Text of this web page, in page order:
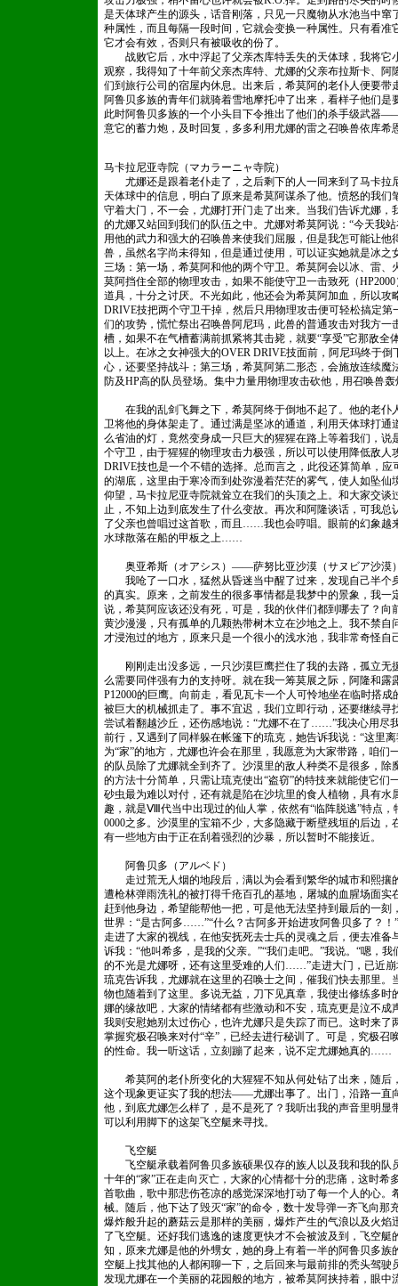
是天体球产生的源头，话音刚落，只见一只魔物从水池当中
种属性，而且每隔一段时间，它就会变换一种属性。只有看
它才会有效，否则只有被吸收的份了。
战败它后，水中浮起了父亲杰库特丢失的天体球，我将它
观察，我得知了十年前父亲杰库特、尤娜的父亲布拉斯卡、
们到旅行公司的宿屋内休息。出来后，希莫阿的老仆人便要
阿鲁贝多族的青年们就骑着雪地摩托冲了出来，看样子他们
此时阿鲁贝多族的一个小头目下令推出了他们的杀手级武器
意它的蓄力炮，及时回复，多多利用尤娜的雷之召唤兽依库
马卡拉尼亚寺院（マカラーニャ寺院）
尤娜还是跟着老仆走了，之后剩下的人一同来到了马卡拉
天体球中的信息，明白了原来是希莫阿谋杀了他。愤怒的我
守着大门，不一会，尤娜打开门走了出来。当我们告诉尤娜
的尤娜又站回到我们的队伍之中。尤娜对希莫阿说：“今天我
用他的武力和强大的召唤兽来使我们屈服，但是我怎可能让
兽，虽然名字尚未得知，但是通过使用，可以证实她就是冰
三场：第一场，希莫阿和他的两个守卫。希莫阿会以冰、雷
莫阿挡住全部的物理攻击，如果不能使守卫一击致死（
道具，十分之讨厌。不光如此，他还会为希莫阿加血，所以
DRIVE技把两个守卫干掉，然后只用物理攻击便可轻松搞定
们的攻势，慌忙祭出召唤兽阿尼玛，此兽的普通攻击对我方一
槽，如果不在气槽蓄满前抓紧将其击毙，就要“享受”它那敌全
以上。在冰之女神强大的OVER DRIVE技面前，阿尼玛终于
心，还要坚持战斗；第三场，希莫阿第二形态，会施放连续
防及HP高的队员登场。集中力量用物理攻击砍他，用召唤兽
在我的乱剑飞舞之下，希莫阿终于倒地不起了。他的老仆
卫将他的身体架走了。通过满是坚冰的通道，利用天体球打
么省油的灯，竟然变身成一只巨大的猩猩在路上等着我们，
个守卫，由于猩猩的物理攻击力极强，所以可以使用降低敌
DRIVE技也是一个不错的选择。总而言之，此役还算简单，
的湖底，这里由于寒冷而到处弥漫着茫茫的雾气，使人如坠
仰望，马卡拉尼亚寺院就耸立在我们的头顶之上。和大家交
止，不知上边到底发生了什么变故。再次和阿隆谈话，可我
了父亲也曾唱过这首歌，而且……我也会哼唱。眼前的幻象越
水球散落在船的甲板之上……
奥亚希斯（オアシス）——萨努比亚沙漠（サヌビア沙漠
我呛了一口水，猛然从昏迷当中醒了过来，发现自己半个
的真实。原来，之前发生的很多事情都是我梦中的景象，我一
说，希莫阿应该还没有死，可是，我的伙伴们都到哪去了？
黄沙漫漫，只有孤单的几颗热带树木立在沙地之上。我不禁自
才浸泡过的地方，原来只是一个很小的浅水池，我非常奇怪
刚刚走出没多远，一只沙漠巨鹰拦住了我的去路，孤立无
么需要同伴强有力的支持呀。就在我一筹莫展之际，阿隆和
P12000的巨鹰。向前走，看见瓦卡一个人可怜地坐在临时搭
被巨大的机械抓走了。事不宜迟，我们立即行动，还要继续
尝试着翻越沙丘，还伤感地说：“尤娜不在了……”我决心用
前行，又遇到了同样躲在帐篷下的琉克，她告诉我说：“这里
为“家”的地方，尤娜也许会在那里，我愿意为大家带路，咱们
的队员除了尤娜就全到齐了。沙漠里的敌人种类不是很多，
的方法十分简单，只需让琉克使出“盗窃”的特技来就能使它
砂虫最为难以对付，还有就是陷在沙坑里的食人植物，具有
趣，就是Ⅷ代当中出现过的仙人掌，依然有“临阵脱逃”特点，
0000之多。沙漠里的宝箱不少，大多隐藏于断壁残垣的后边
有一些地方由于正在刮着强烈的沙暴，所以暂时不能接近。
阿鲁贝多（アルベド）
走过荒无人烟的地段后，满以为会看到繁华的城市和熙攘
遭枪林弹雨洗礼的被打得千疮百孔的基地，屠城的血腥场面
赶到他身边，希望能帮他一把，可是他无法坚持到最后的一
世界：“是古阿多……”“什么？古阿多开始进攻阿鲁贝多了？
走进了大家的视线，在他安抚死去士兵的灵魂之后，便去准
诉我：“他叫希多，是我的父亲。”“我们走吧。”我说。“嗯，
的不光是尤娜呀，还有这里受难的人们……”走进大门，已近
琉克告诉我，尤娜就在这里的召唤士之间，催我们快去那里
物也随着到了这里。多说无益，刀下见真章，我使出修练多
娜的缘故吧，大家的情绪都有些激动和不安，琉克更是泣不
我则安慰她别太过伤心，也许尤娜只是失踪了而已。这时来
掌握究极召唤来对付“辛”，已经去进行秘训了。可是，究极
的性命。我一听这话，立刻蹦了起来，说不定尤娜她真的……
希莫阿的老仆所变化的大猩猩不知从何处钻了出来，随后
这个现象更证实了我的想法——尤娜出事了。出门，沿路一直
他，到底尤娜怎么样了，是不是死了？我听出我的声音里明
可以利用脚下的这架飞空艇来寻找。
飞空艇
飞空艇承载着阿鲁贝多族硕果仅存的族人以及我和我的队
十年的“家”正在走向灭亡，大家的心情都十分的悲痛，这时
首歌曲，歌中那悲伤苍凉的感觉深深地打动了每一个人的心
械。随后，他下达了毁灭“家”的命令，数十发导弹一齐飞向
爆炸般升起的蘑菇云是那样的美丽，爆炸产生的气浪以及火
了飞空艇。还好我们逃逸的速度更快才不会被波及到，飞空
知，原来尤娜是他的外甥女，她的身上有着一半的阿鲁贝多
空艇上找其他的人都闲聊一下，之后回来与最前排的秃头驾
发现尤娜在一个美丽的花园般的地方，被希莫阿挟持着，眼中